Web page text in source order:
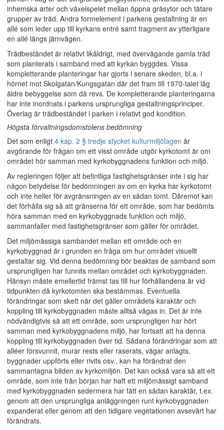
inhemska arter och växelspelet mellan öppna gräsytor och tätare
grupper av träd. Andra formelement i parkens gestaltning är en
allé som leder upp till kyrkans entré samt fragment av ytterligare
en allé längs järnvägen.
Trädbeståndet är relativt likåldrigt, med övervägande gamla träd
som planterats i samband med att kyrkan byggdes. Vissa
kompletterande planteringar har gjorts i senare skeden, bl.a. i
hörnet mot Skolgatan/Kungsgatan där det fram till 1970-talet låg
äldre bebyggelse som då revs. De kompletterande planteringarna
har inte inordnats i parkens ursprungliga gestaltningsprinciper.
Överlag är trädbeståndet i parken i relativt god kondition.
Högsta förvaltningsdomstolens bedömning
Det som enligt 4 kap. 2 § tredje stycket kulturmiljölagen är
avgörande för frågan om ett visst område utgör kyrkotomt är om
området hör samman med kyrkobyggnadens funktion och miljö.
Av regleringen följer att befintliga fastighetsgränser inte i sig har
någon betydelse för bedömningen av om en kyrka har kyrkotomt
och inte heller för avgränsningen av en sådan tomt. Däremot kan
det förhålla sig så att gränserna för ett område, som har bedömts
höra samman med en kyrkobyggnads funktion och miljö,
sammanfaller med fastighetsgränser som gäller för området.
Det miljömässiga sambandet mellan ett område och en
kyrkobyggnad är i grunden en fråga om hur området visuellt
gestaltar sig. Vid denna bedömning bör beaktas de samband som
ursprungligen har funnits mellan området och kyrkobyggnaden.
Hänsyn måste emellertid främst tas till hur förhållandena är vid
tidpunkten då kyrkotomten ska bestämmas. Eventuella
förändringar som skett när det gäller områdets karaktär och
koppling till kyrkobyggnaden måste alltså vägas in. Det är inte
nödvändigtvis så att ett område, som ursprungligen har hört
samman med kyrkobyggnadens miljö, har fortsatt att ha denna
koppling till kyrkobyggnaden över tid. Sådana förändringar som att
alléer försvunnit, murar rests eller raserats, vägar anlagts,
byggnader uppförts eller rivits osv., kan ha förändrat den
sammantagna bilden av kyrkomiljön. Det kan också vara så att ett
område, som inte från början har haft ett miljömässigt samband
med kyrkobyggnaden sedermera har fått en sådan karaktär, t.ex.
genom att den ursprungliga anläggningen runt kyrkobyggnaden
expanderat eller genom att den tidigare vegetationen avsevärt har
förändrats.